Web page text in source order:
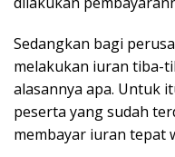
Sedangkan bagi
melakukan iuran tiba-
alasannya apa. Untuk
peserta yang sudah
membayar iuran tepat